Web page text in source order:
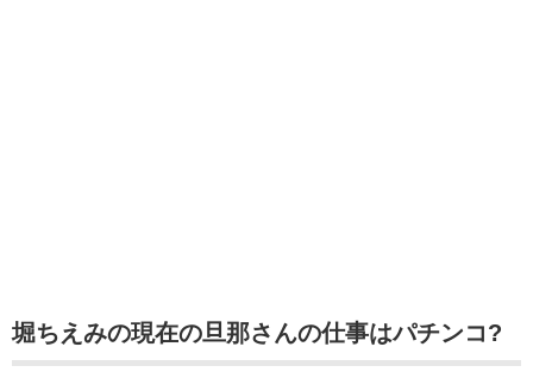
堀ちえみの現在の旦那さんの仕事はパチンコ?